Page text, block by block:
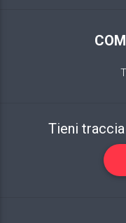
Tieni